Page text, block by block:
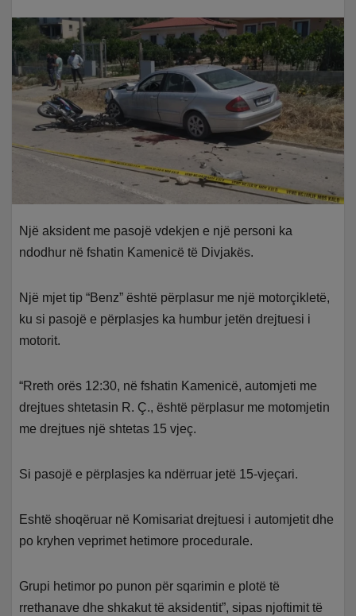
Një aksident me pasojë vdekjen e një personi ka
ndodhur në fshatin Kamenicë të Divjakës.
Një mjet tip “Benz” është përplasur me një motorçikletë,
ku si pasojë e përplasjes ka humbur jetën drejtuesi i
motorit.
“Rreth orës 12:30, në fshatin Kamenicë, automjeti me
drejtues shtetasin R. Ç., është përplasur me motomjetin
me drejtues një shtetas 15 vjeç.
Si pasojë e përplasjes ka ndërruar jetë 15-vjeçari.
Eshtë shoqëruar në Komisariat drejtuesi i automjetit dhe
po kryhen veprimet hetimore procedurale.
Grupi hetimor po punon për sqarimin e plotë të
rrethanave dhe shkakut të aksidentit”, sipas njoftimit të